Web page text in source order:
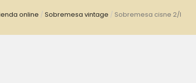
online / Sobremesa vintage / Sobremesa cisne 2/l